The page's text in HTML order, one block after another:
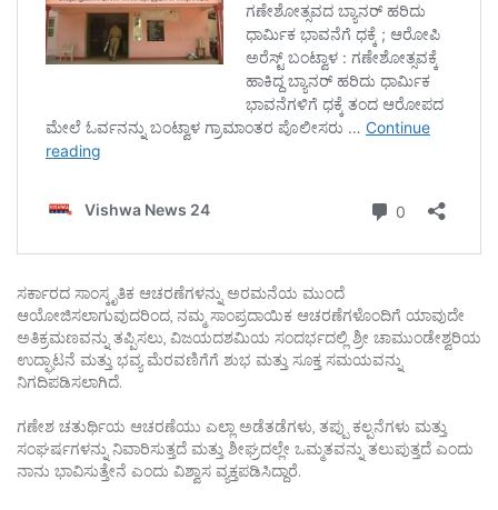
ಸರ್ಕಾರದ ಸಾಂಸ್ಕೃತಿಕ ಆಚರಣೆಗಳನ್ನು ಅರಮನೆಯ ಮುಂದೆ
ಆಯೋಜಿಸಲಾಗುವುದರಿಂದ, ನಮ್ಮ ಸಾಂಪ್ರದಾಯಿಕ ಆಚರಣೆಗಳೊಂದಿಗೆ ಯಾವುದೇ
ಅತಿಕ್ರಮಣವನ್ನು ತಪ್ಪಿಸಲು, ವಿಜಯದಶಮಿಯ ಸಂದರ್ಭದಲ್ಲಿ ಶ್ರೀ ಚಾಮುಂಡೇಶ್ವರಿಯ
ಉದ್ಘಾಟನೆ ಮತ್ತು ಭವ್ಯ ಮೆರವಣಿಗೆಗೆ ಶುಭ ಮತ್ತು ಸೂಕ್ತ ಸಮಯವನ್ನು
ನಿಗದಿಪಡಿಸಲಾಗಿದೆ.
ಗಣೇಶ ಚತುರ್ಥಿಯ ಆಚರಣೆಯು ಎಲ್ಲಾ ಅಡೆತಡೆಗಳು, ತಪ್ಪು ಕಲ್ಪನೆಗಳು ಮತ್ತು
ಸಂಘರ್ಷಗಳನ್ನು ನಿವಾರಿಸುತ್ತದೆ ಮತ್ತು ಶೀಘ್ರದಲ್ಲೇ ಒಮ್ಮತವನ್ನು ತಲುಪುತ್ತದೆ ಎಂದು
ನಾನು ಭಾವಿಸುತ್ತೇನೆ ಎಂದು ವಿಶ್ವಾಸ ವ್ಯಕ್ತಪಡಿಸಿದ್ದಾರೆ.